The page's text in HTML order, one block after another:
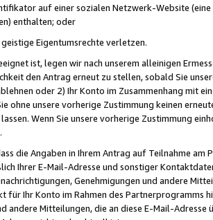
auf einer sozialen Netzwerk-Website
enthalten; oder
Eigentumsrechte verletzen.
ist, legen wir nach unserem alleinigen
den Antrag erneut zu stellen, sobald Sie
oder 2) Ihr Konto im Zusammenhang mit
ohne unsere vorherige Zustimmung keinen
Wenn Sie unsere vorherige Zustimmung
die Angaben in Ihrem Antrag auf Teilnahme
Ihrer E-Mail-Adresse und sonstiger
Genehmigungen und andere
für Ihr Konto im Rahmen des Partnerprogramms
andere Mitteilungen, die an diese E-Mail-